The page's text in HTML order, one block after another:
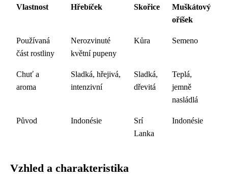
Vlastnost
Hřebíček Skořice
Muškátový
oříšek
Používaná
část rostliny
Nerozvinuté
květní pupeny
Kůra Semeno
Chuť a
aroma
Sladká, hřejivá,
intenzivní
Sladká,
dřevitá
Teplá,
jemně
nasládlá
Původ Indonésie
Srí
Lanka
Indonésie
Vzhled a charakteristika